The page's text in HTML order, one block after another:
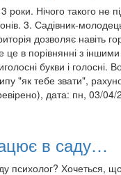
Нічого такого не
3. Садівник-
дозволяє навіть
це в порівнянні з
букви і
"як тебе звати",
, дата: пн, 03/
в саду…
психолог? Хочеться,